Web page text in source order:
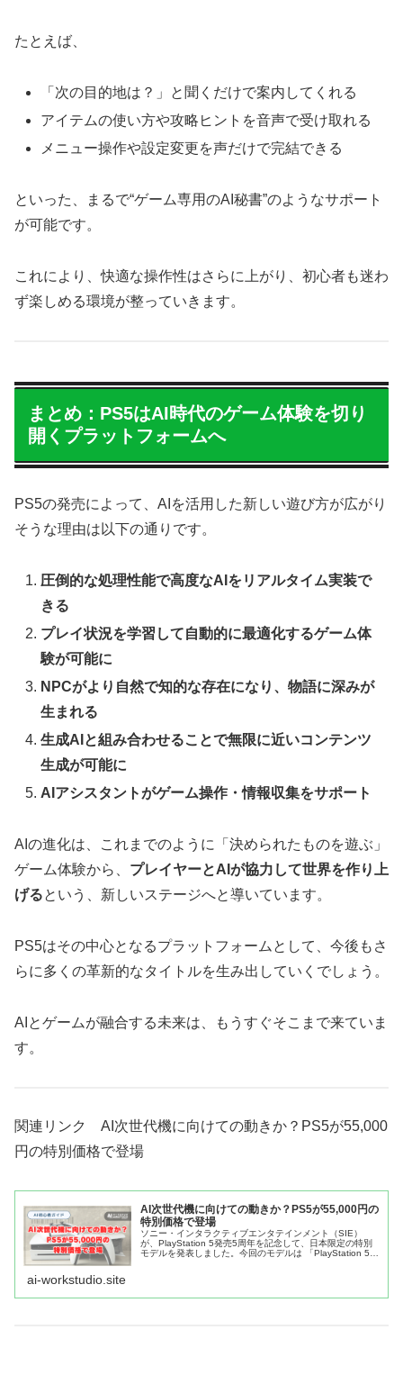
たとえば、
「次の目的地は？」と聞くだけで案内してくれる
アイテムの使い方や攻略ヒントを音声で受け取れる
メニュー操作や設定変更を声だけで完結できる
といった、まるで“ゲーム専用のAI秘書”のようなサポート
が可能です。
これにより、快適な操作性はさらに上がり、初心者も迷わ
ず楽しめる環境が整っていきます。
まとめ：PS5はAI時代のゲーム体験を切り
開くプラットフォームへ
PS5の発売によって、AIを活用した新しい遊び方が広がり
そうな理由は以下の通りです。
圧倒的な処理性能で高度なAIをリアルタイム実装で
きる
プレイ状況を学習して自動的に最適化するゲーム体
験が可能に
NPCがより自然で知的な存在になり、物語に深みが
生まれる
生成AIと組み合わせることで無限に近いコンテンツ
生成が可能に
AIアシスタントがゲーム操作・情報収集をサポート
AIの進化は、これまでのように「決められたものを遊ぶ」
ゲーム体験から、 プレイヤーとAIが協力して世界を作り上
げるという、新しいステージへと導いています。
PS5はその中心となるプラットフォームとして、今後もさ
らに多くの革新的なタイトルを生み出していくでしょう。
AIとゲームが融合する未来は、もうすぐそこまで来ていま
す。
関連リンク AI次世代機に向けての動きか？PS5が55,000
円の特別価格で登場
AI次世代機に向けての動きか？PS5が55,000円の
特別価格で登場
ソニー・インタラクティブエンタテインメント（SIE）
が、PlayStation 5発売5周年を記念して、日本限定の特別
モデルを発表しました。今回のモデルは 「PlayStation 5
ai-workstudio.site